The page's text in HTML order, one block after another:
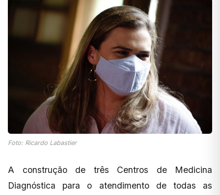
Foto: Ricardo Labastier
A construção de três Centros de Medicina
Diagnóstica para o atendimento de todas as